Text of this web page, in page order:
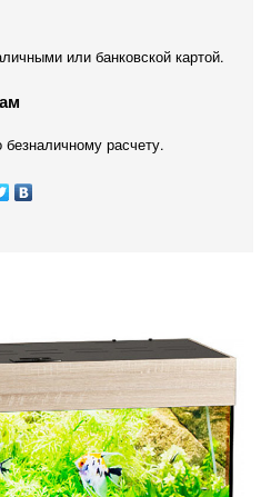
или банковской картой.
расчету.